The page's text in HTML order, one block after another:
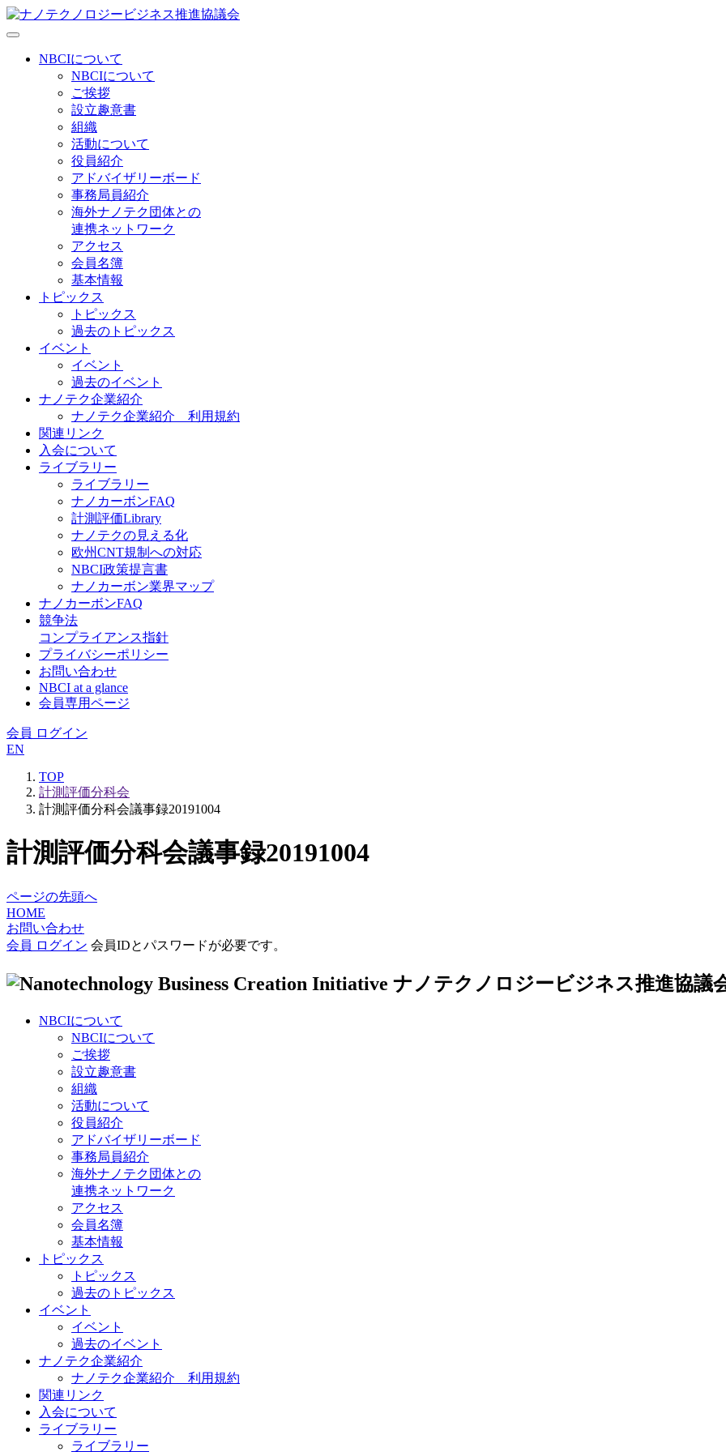
NBCIについて
NBCIについて
ご挨拶
設立趣意書
組織
活動について
役員紹介
アドバイザリーボード
事務局員紹介
海外ナノテク団体との
連携ネットワーク
アクセス
会員名簿
基本情報
トピックス
トピックス
過去のトピックス
イベント
イベント
過去のイベント
ナノテク企業紹介
ナノテク企業紹介 利用規約
関連リンク
入会について
ライブラリー
ライブラリー
ナノカーボンFAQ
計測評価Library
ナノテクの見える化
欧州CNT規制への対応
NBCI政策提言書
ナノカーボン業界マップ
ナノカーボンFAQ
競争法
コンプライアンス指針
プライバシーポリシー
お問い合わせ
NBCI at a glance
会員専用ページ
会員 ログイン
EN
TOP
計測評価分科会
計測評価分科会議事録20191004
計測評価分科会議事録20191004
ページの先頭へ
HOME
お問い合わせ
会員 ログイン 会員IDとパスワードが必要です。
ナノテクノロジービジネス推進協議
NBCIについて
NBCIについて
ご挨拶
設立趣意書
組織
活動について
役員紹介
アドバイザリーボード
事務局員紹介
海外ナノテク団体との
連携ネットワーク
アクセス
会員名簿
基本情報
トピックス
トピックス
過去のトピックス
イベント
イベント
過去のイベント
ナノテク企業紹介
ナノテク企業紹介 利用規約
関連リンク
入会について
ライブラリー
ライブラリー